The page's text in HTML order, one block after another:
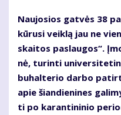
Nau­jo­sios gat­vės 38
kū­ru­si veik­lą jau ne
skai­tos pa­slau­gos“.
nė, tu­rin­ti
bu­hal­te­rio dar­bo
apie šian­die­ni­nes
ti po ka­ran­ti­ni­nio